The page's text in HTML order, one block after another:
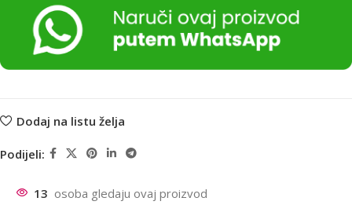
Dodaj na listu želja
Podijeli:
13 osoba gledaju ovaj proizvod